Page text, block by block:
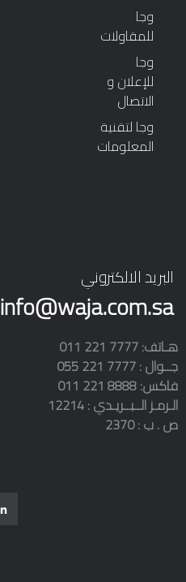
وجا
للمقاولات
وجا
للإعلان و
الاتصال
وجا لتقنية
المعلومات
البريد الالكتروني
info@waja.com.sa
011 221 7777 :هـاتف
055 221 7777 : جــوال
011 فاكس: 8888 221
الـرمـز الــبــريـدي : 12214
ص . ب : 2370